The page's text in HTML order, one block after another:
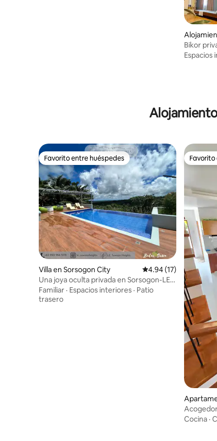
Bikor
Espacios
Favorito entre huéspedes
Favorito entre huéspedes
Villa en Sorsogon City Calificación
4.94 (17)
Una joya oculta privada en Sorsogon-LE
Suwaan Heights
Familiar · Espacios interiores · Patio
trasero
baños - 8
Cocina ·